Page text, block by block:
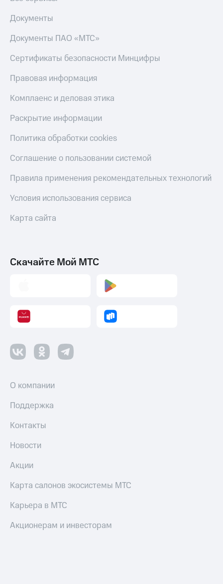
Документы
Документы ПАО «МТС»
Сертификаты безопасности Минцифры
Правовая информация
Комплаенс и деловая этика
Раскрытие информации
Политика обработки cookies
Соглашение о пользовании системой
Правила применения рекомендательных технологий
Условия использования сервиса
Карта сайта
Скачайте Мой МТС
О компании
Поддержка
Контакты
Новости
Акции
Карта салонов экосистемы МТС
Карьера в МТС
Акционерам и инвесторам